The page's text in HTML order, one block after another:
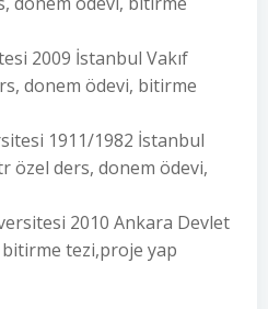
2009 İstanbul Vakıf
donem ödevi, bitirme
1911/1982 İstanbul
özel ders, donem ödevi,
2010 Ankara Devlet
tezi,proje yap